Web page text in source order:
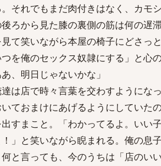
それでもまだ肉付きはなく、カモ
ろから見た膝の裏側の筋は何の遅
て笑いながら本屋の椅子にどさっ
を俺のセックス奴隷にする」と心
、明日じゃないかな」
は店で時々言葉を交わすようにな
ておまけにあげるようにしていたの
すまこと。「わかってるよ。いい
」と笑いながら睨まれる。俺の息
と言っても、今のうちは「店のい